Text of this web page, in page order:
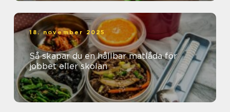
18. november 2025
Så skapar du en hållbar matlåda för
jobbet eller skolan